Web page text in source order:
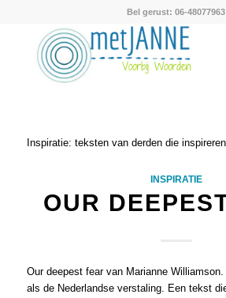
Bel gerust: 06-48077963
Inspiratie: teksten van derden die inspireren
INSPIRATIE
OUR
Our deepest fear van Marianne Williamson.
als de Nederlandse verstaling. Een tekst